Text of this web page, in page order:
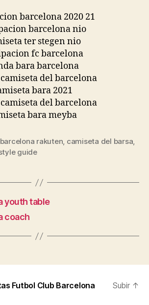
rakuten, camiseta del barsa,
guide
youth table
coach
Futbol Club Barcelona
Subir ↑